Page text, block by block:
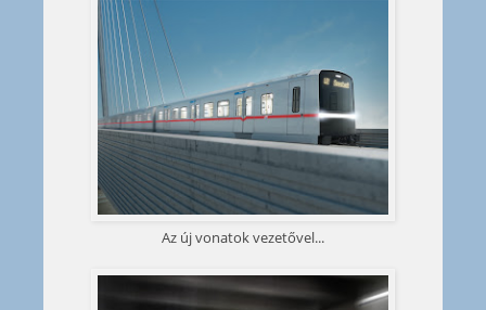
Az új vonatok vezetővel...